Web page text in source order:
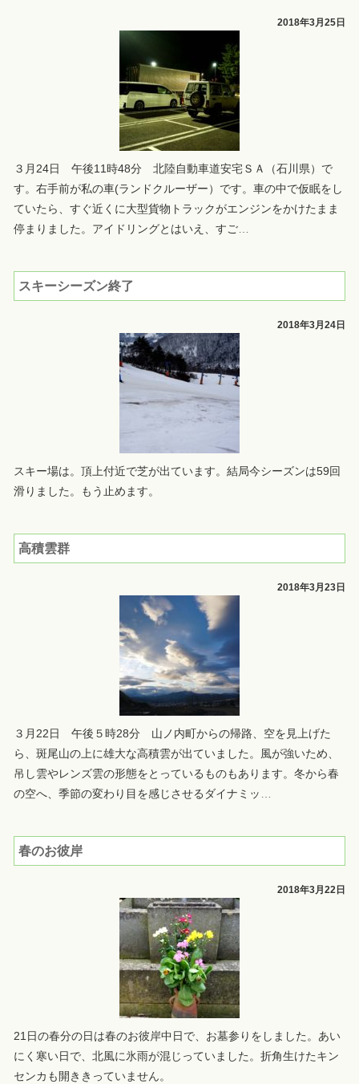
2018年3月25日
３月24日 午後11時48分 北陸自動車道安宅ＳＡ（石川県）で
す。右手前が私の車(ランドクルーザー）です。車の中で仮眠をし
ていたら、すぐ近くに大型貨物トラックがエンジンをかけたまま
停まりました。アイドリングとはいえ、すご…
スキーシーズン終了
2018年3月24日
スキー場は。頂上付近で芝が出ています。結局今シーズンは59回
滑りました。もう止めます。
高積雲群
2018年3月23日
３月22日 午後５時28分 山ノ内町からの帰路、空を見上げた
ら、斑尾山の上に雄大な高積雲が出ていました。風が強いため、
吊し雲やレンズ雲の形態をとっているものもあります。冬から春
の空へ、季節の変わり目を感じさせるダイナミッ …
春のお彼岸
2018年3月22日
21日の春分の日は春のお彼岸中日で、お墓参りをしました。あい
にく寒い日で、北風に氷雨が混じっていました。折角生けたキン
センカも開ききっていません。